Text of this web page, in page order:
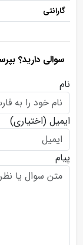
گارانتی
سوالی دارید؟
نام
ایمیل (اختیاری)
پیام